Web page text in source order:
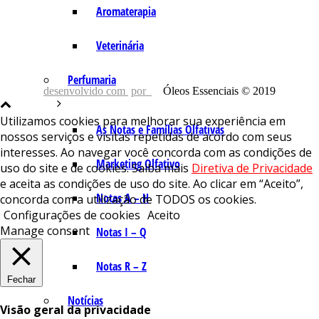
Aromaterapia
Veterinária
Perfumaria
As Notas e Famílias Olfativas
Marketing Olfativo
Notas A – H
Notas I – Q
Notas R – Z
Notícias
desenvolvido com por Óleos Essenciais © 2019
Utilizamos cookies para melhorar sua experiência em
nossos serviços e visitas repetidas de acordo com seus
interesses. Ao navegar você concorda com as condições de
uso do site e de cookies. Saiba mais Diretiva de Privacidade
e aceita as condições de uso do site. Ao clicar em “Aceito”,
concorda com a utilização de TODOS os cookies.
Configurações de cookies Aceito
Manage consent
Fechar
Visão geral da privacidade